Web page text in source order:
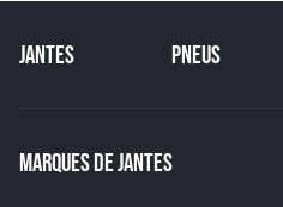
JANTES PNEUS
MARQUES DE JANTES